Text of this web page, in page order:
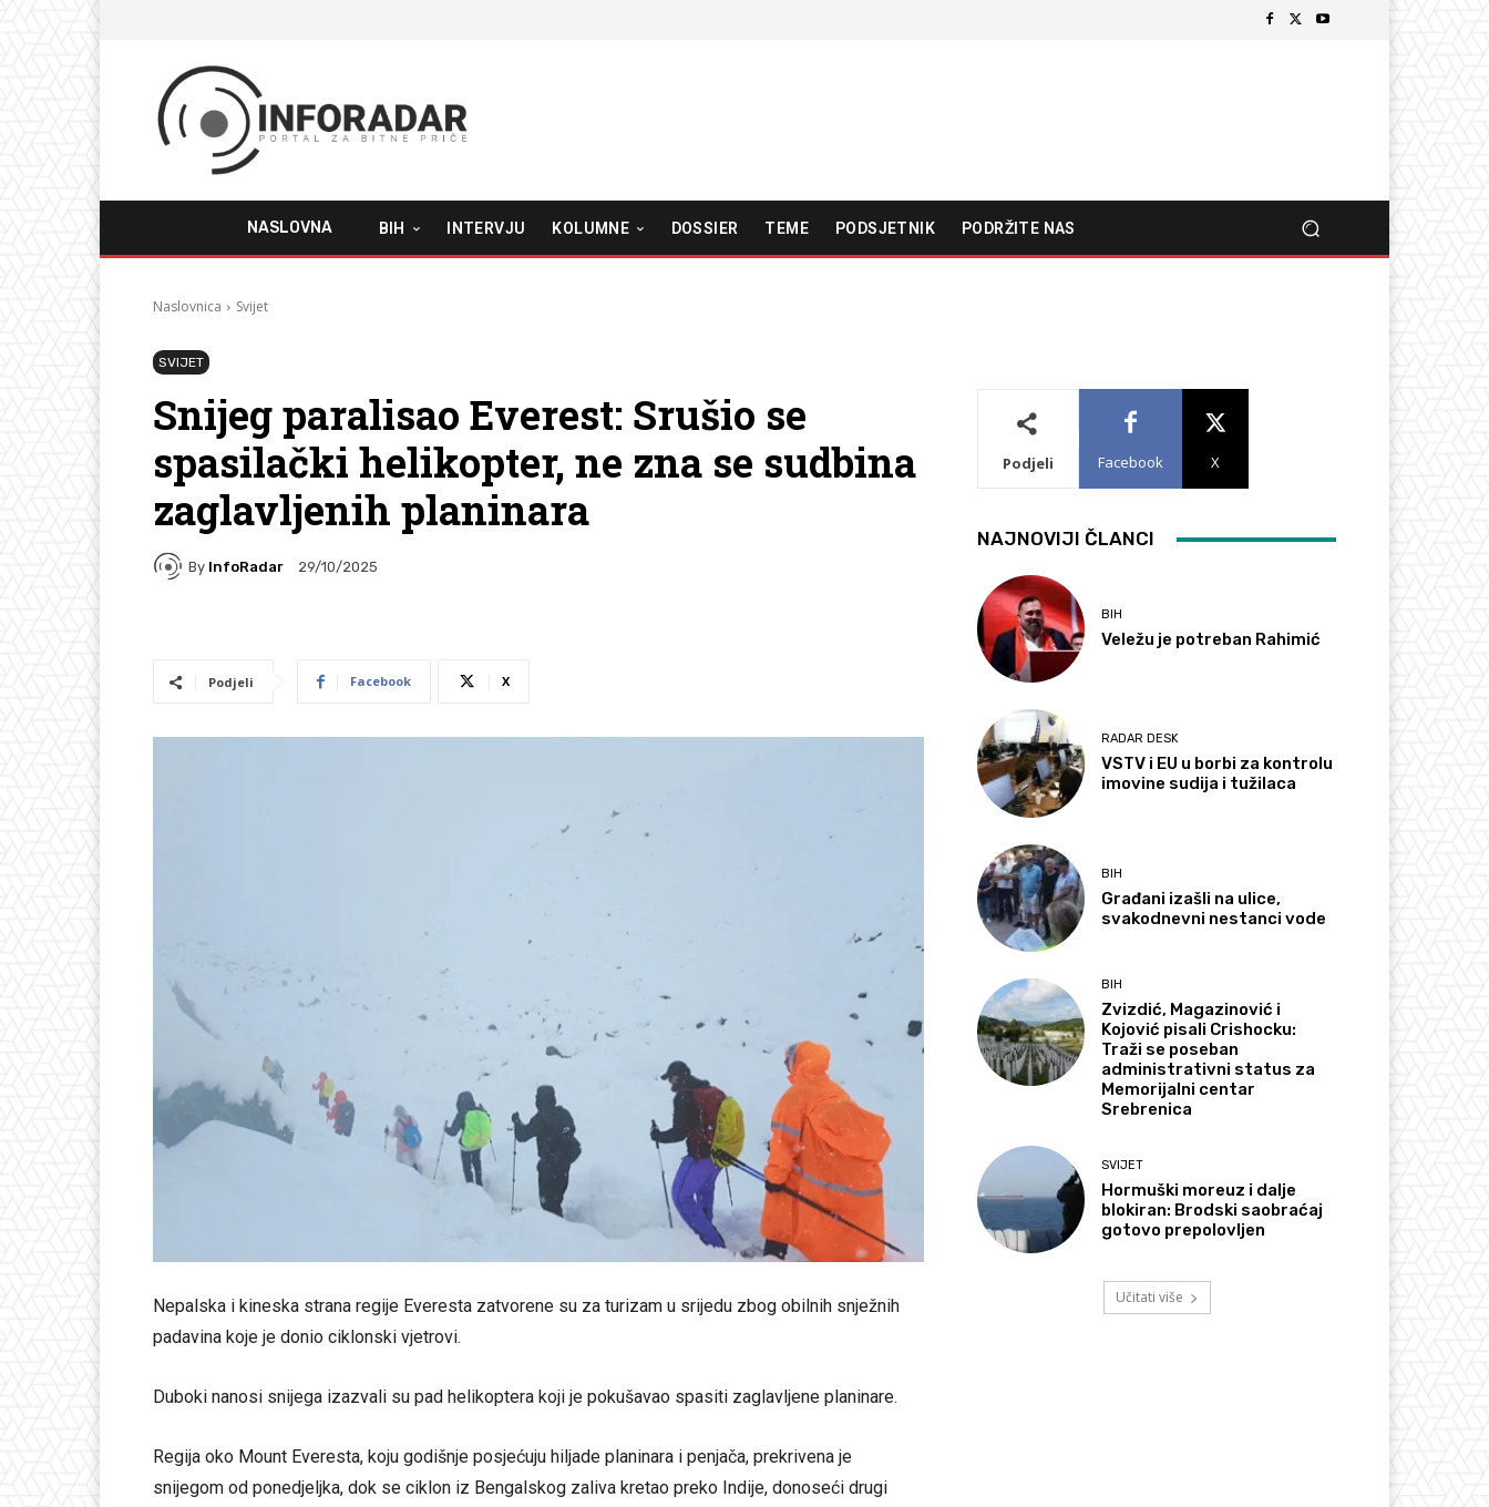
NASLOVNA BIH INTERVJU KOLUMNE DOSSIER TEME PODSJETNIK PODRŽITE NAS
Naslovnica Svijet
SVIJET
Snijeg paralisao Everest: Srušio se
spasilački helikopter, ne zna se sudbina
zaglavljenih planinara
By InfoRadar 29/10/2025
Podjeli Facebook X
Nepalska i kineska strana regije Everesta zatvorene su za turizam u srijedu zbog obilnih snježnih
padavina koje je donio ciklonski vjetrovi.
Duboki nanosi snijega izazvali su pad helikoptera koji je pokušavao spasiti zaglavljene planinare.
Regija oko Mount Everesta, koju godišnje posjećuju hiljade planinara i penjača, prekrivena je
snijegom od ponedjeljka, dok se ciklon iz Bengalskog zaliva kretao preko Indije, donoseći drugi
Podjeli Facebook X
NAJNOVIJI ČLANCI
BIH
Veležu je potreban Rahimić
RADAR DESK
VSTV i EU u borbi za kontrolu
imovine sudija i tužilaca
BIH
Građani izašli na ulice,
svakodnevni nestanci vode
BIH
Zvizdić, Magazinović i
Kojović pisali Crishocku:
Traži se poseban
administrativni status za
Memorijalni centar
Srebrenica
SVIJET
Hormuški moreuz i dalje
blokiran: Brodski saobraćaj
gotovo prepolovljen
Učitati više